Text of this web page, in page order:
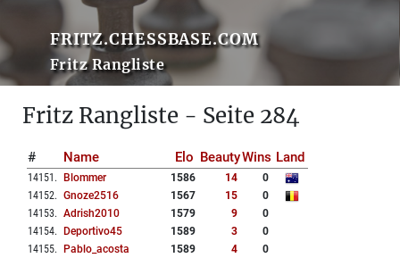
FRITZ.CHESSBASE.COM
Fritz Rangliste
Fritz Rangliste - Seite 284
# Name Elo BeautyWins Land
14151 . Blommer 1586 14
0
14152. Gnoze2516 1567 15
0
14153. Adrish2010 1579 9
0
14154. Deportivo45 1589 3
0
14155. Pablo_acosta 1589 4
0